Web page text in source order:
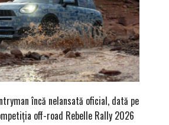
încă nelansată oficial, dată pe
off-road Rebelle Rally 2026